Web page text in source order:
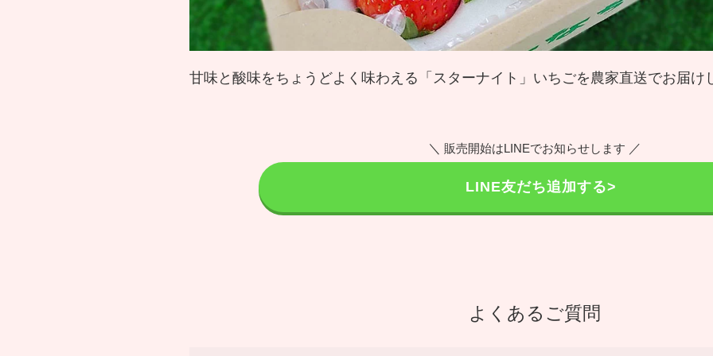
甘味と酸味をちょうどよく味わえる「スターナイト」いちごを農家直送でお届け
＼ 販売開始はLINEでお知らせします ／
LINE友だち追加する>
よくあるご質問